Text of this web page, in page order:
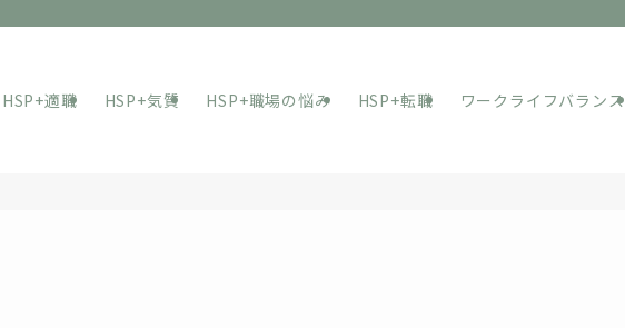
HSP+適職 HSP+気質 HSP+職場の悩み HSP+転職 ワークライフバランス